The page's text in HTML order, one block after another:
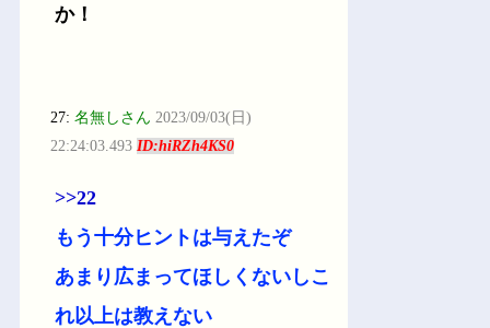
か！
27:名無しさん 2023/09/03(日)
22:24:03.493ID:hiRZh4KS0
>>22
もう十分ヒントは与えたぞ
あまり広まってほしくないしこ
れ以上は教えない